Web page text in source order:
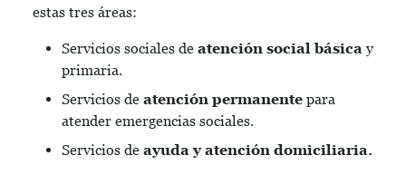
estas tres áreas:
Servicios sociales de atención social básicay
primaria.
Servicios de atención permanente para
atender emergencias sociales.
Servicios de ayuda y atención domiciliaria.